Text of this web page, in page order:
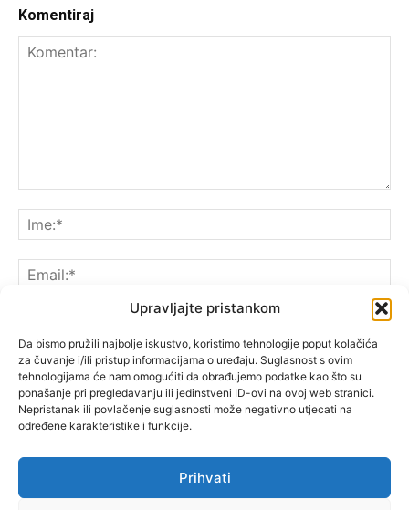
Upravljajte pristankom
Da bismo pružili najbolje iskustvo, koristimo tehnologije poput kolačića
za čuvanje i/ili pristup informacijama o uređaju. Suglasnost s ovim
tehnologijama će nam omogućiti da obrađujemo podatke kao što su
ponašanje pri pregledavanju ili jedinstveni ID-ovi na ovoj web stranici.
Nepristanak ili povlačenje suglasnosti može negativno utjecati na
određene karakteristike i funkcije.
Prihvati
Komentiraj
Spremite moje ime, e-poštu i web-lokaciju u ovom
pregledniku sljedeći put kada komentarirate.